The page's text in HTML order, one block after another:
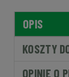
OPIS
KOSZTY
OPINIE O